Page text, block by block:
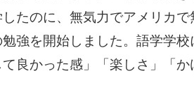
たのに、無気力でアメリカ
強を開始しました。語学学校
良かった感」「楽しさ」「